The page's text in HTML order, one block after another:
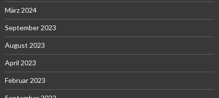
März 2024
September 2023
August 2023
April 2023
Februar 2023